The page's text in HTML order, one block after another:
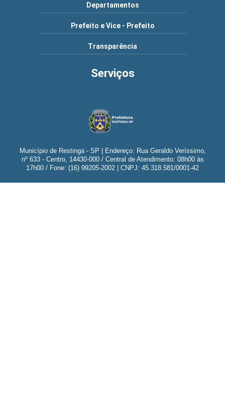
Departamentos
Prefeito e Vice - Prefeito
Transparência
Serviços
Município de Restinga - SP | Endereço: Rua Geraldo Veríssimo,
nº 633 - Centro, 14430-000 / Central de Atendimento: 08h00 às
17h00 / Fone: (16) 99205-2002 | CNPJ: 45.318.581/0001-42